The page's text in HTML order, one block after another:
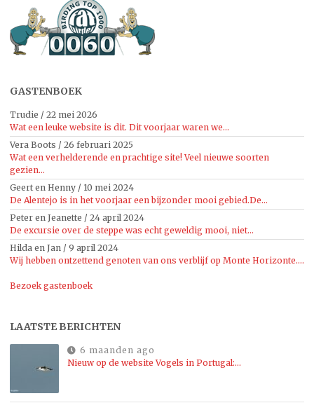
GASTENBOEK
Trudie / 22 mei 2026
Wat een leuke website is dit. Dit voorjaar waren we...
Vera Boots / 26 februari 2025
Wat een verhelderende en prachtige site! Veel nieuwe soorten
gezien...
Geert en Henny / 10 mei 2024
De Alentejo is in het voorjaar een bijzonder mooi gebied.De...
Peter en Jeanette / 24 april 2024
De excursie over de steppe was echt geweldig mooi, niet...
Hilda en Jan / 9 april 2024
Wij hebben ontzettend genoten van ons verblijf op Monte Horizonte....
Bezoek gastenboek
LAATSTE BERICHTEN
6 maanden ago
Nieuw op de website Vogels in Portugal:…